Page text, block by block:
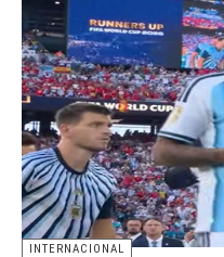
INTERNACIONAL